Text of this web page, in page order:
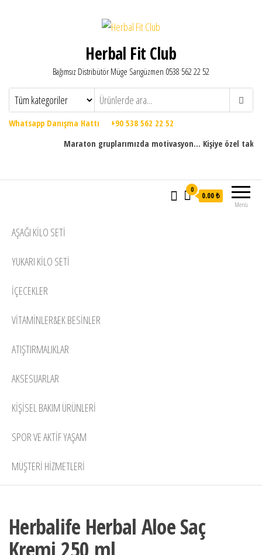
Herbal Fit Club
Bağımsız Distribütör Müge Sarıgüzmen 0538 562 22 52
Whatsapp Danışma Hattı +90 538 562 22 52
Maraton gruplarımızda motivasyon... Kişiye özel takip
Menü
0
0.00 ₺
AŞAĞI KILO SETI
YUKARI KILO SETI
İÇECEKLER
VITAMINLER&EK BESINLER
ATIŞTIRMALIKLAR
AKSESUARLAR
KIŞISEL BAKIM ÜRÜNLERI
SPOR VE AKTIF YAŞAM
MÜŞTERİ HİZMETLERİ
Herbalife Herbal Aloe Saç